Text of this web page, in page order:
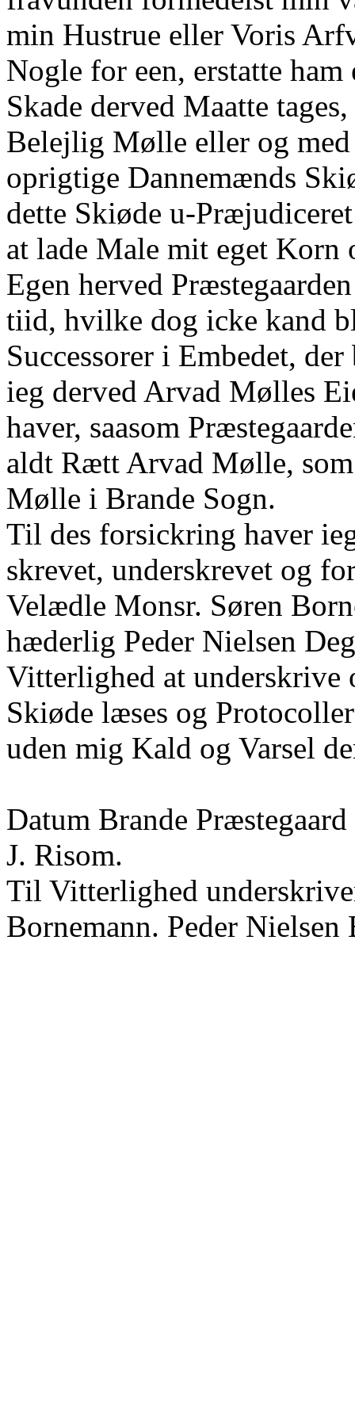
min Hustrue eller Voris
Nogle for een, erstatte
Skade derved Maatte
Belejlig Mølle eller og med
oprigtige Dannemænds
dette Skiøde u-
at lade Male mit eget Korn
Egen herved
tiid, hvilke dog icke kand
Successorer i Embedet,
ieg derved Arvad Mølles
haver, saasom
aldt Rætt Arvad Mølle,
Mølle i Brande Sogn.
Til des forsickring haver
skrevet, underskrevet og
Velædle Monsr. Søren
hæderlig Peder Nielsen
Vitterlighed at underskrive
Skiøde læses og
uden mig Kald og Varsel
Datum Brande
J. Risom.
Til Vitterlighed
Bornemann. Peder Nielsen